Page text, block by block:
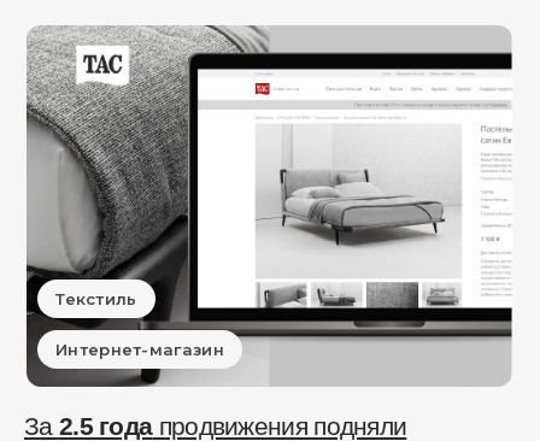
За 2.5 годапродвижения подняли
Интернет-магазин
Текстиль